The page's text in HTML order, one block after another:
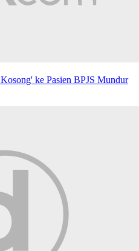
ke Pasien BPJS Mundur